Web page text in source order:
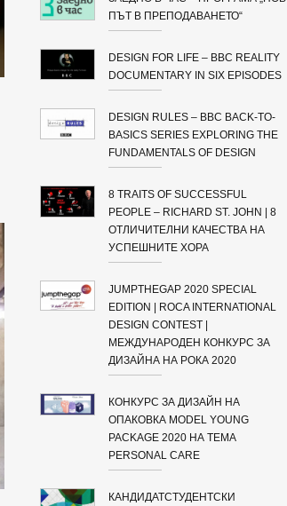
ПЪТ В ПРЕПОДАВАНЕТО“
DESIGN FOR LIFE – BBC REALITY
DOCUMENTARY IN SIX EPISODES
DESIGN RULES – BBC BACK-TO-
BASICS SERIES EXPLORING THE
FUNDAMENTALS OF DESIGN
8 TRAITS OF SUCCESSFUL
PEOPLE – RICHARD ST. JOHN | 8
ОТЛИЧИТЕЛНИ КАЧЕСТВА НА
УСПЕШНИТЕ ХОРА
JUMPTHEGAP 2020 SPECIAL
EDITION | ROCA INTERNATIONAL
DESIGN CONTEST |
МЕЖДУНАРОДЕН КОНКУРС ЗА
ДИЗАЙНА НА РОКА 2020
КОНКУРС ЗА ДИЗАЙН НА
ОПАКОВКА MODEL YOUNG
PACKAGE 2020 НА ТЕМА
PERSONAL CARE
КАНДИДАТСТУДЕНТСКИ